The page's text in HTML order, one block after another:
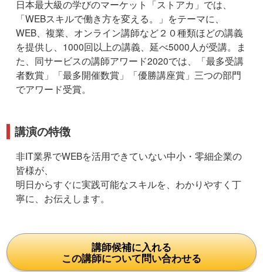
日本最大級の学びのマーケット「ストアカ」では、
「WEBスキルで働き方を変える。」をテーマに、
WEB、複業、オンライン講師など２０種類ほどの講義
を提供し、1000回以上の講義、延べ5000人が受講。ま
た、同サービスの講師アワード2020では、「最多受講
者数賞」「最多開催数賞」「優勝講座賞」三つの部門
でアワード受賞。
講演の特徴
非IT業界でWEBを活用できていない中小・零細企業の
皆様が、
明日からすぐに実践可能なスキルを、わかりやすく丁
寧に、お伝えします。
講師候補に入れる
この講師について問い合わせる